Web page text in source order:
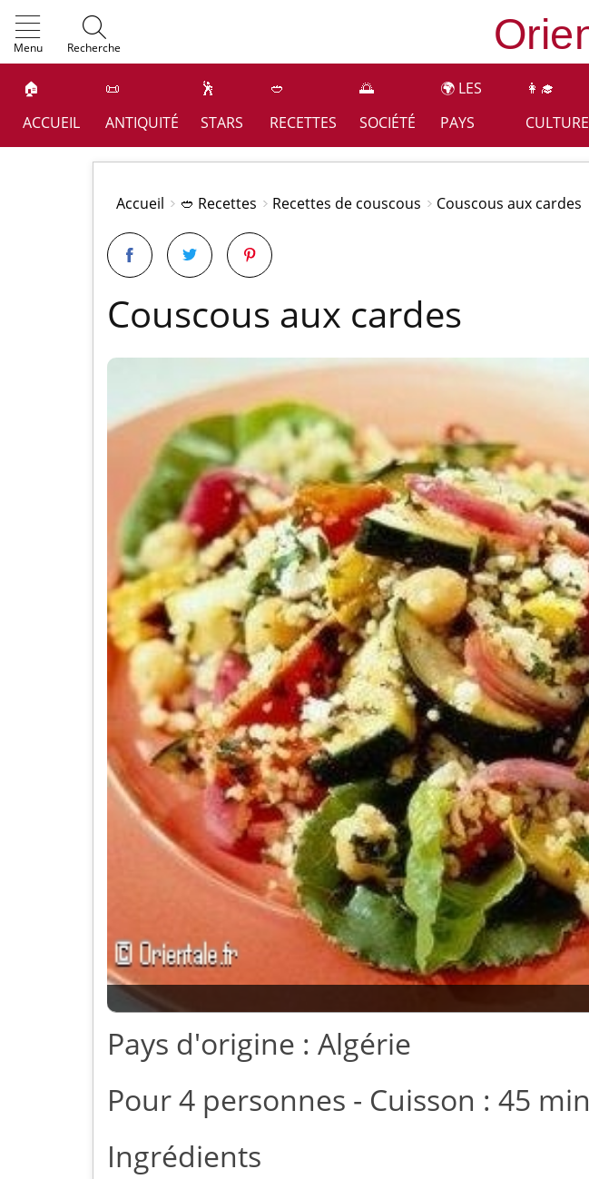
Menu Recherche
🏠
ACCUEIL
📜
ANTIQUITÉ
🕺
STARS
🥙
RECETTES
🌅
SOCIÉTÉ
🌍 LES
PAYS
👩‍🎓
CULTURE
Accueil 🥙 Recettes Recettes de couscous Couscous aux cardes
Couscous aux cardes
Pays d'origine : Algérie
Pour 4 personnes - Cuisson : 45 min
Ingrédients